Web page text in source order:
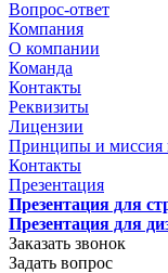
Вопрос-ответ
Компания
О компании
Команда
Контакты
Реквизиты
Лицензии
Принципы и миссия
Контакты
Презентация
Презентация для
Презентация для
Заказать звонок
Задать вопрос